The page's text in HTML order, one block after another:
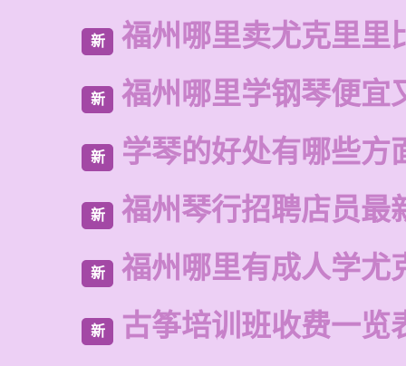
新 福州哪里卖尤克里里
新 福州哪里学钢琴便宜
新 学琴的好处有哪些方
新 福州琴行招聘店员最
新 福州哪里有成人学尤
新 古筝培训班收费一览